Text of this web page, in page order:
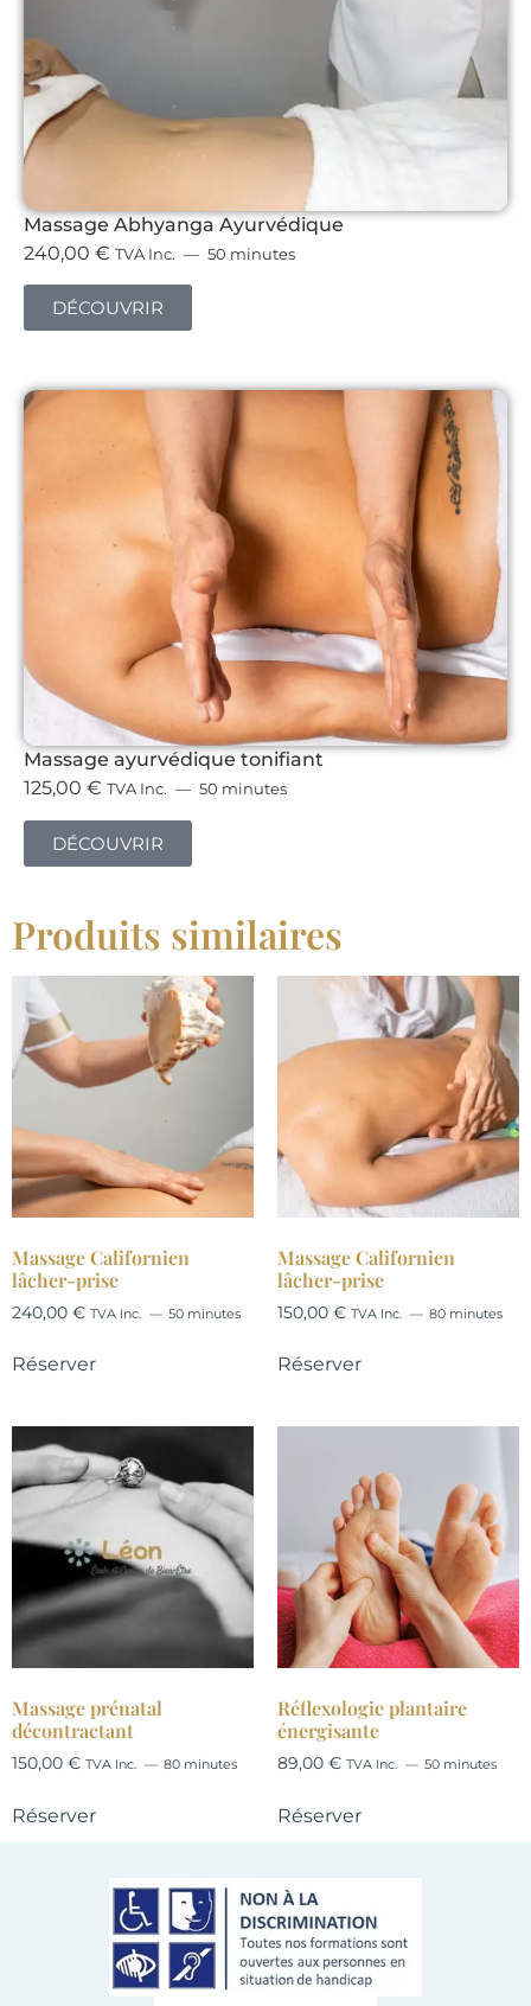
Massage Abhyanga Ayurvédique
240,00 € TVA Inc. 50 minutes
DÉCOUVRIR
Massage ayurvédique tonifiant
125,00 € TVA Inc. 50 minutes
DÉCOUVRIR
Produits similaires
Massage Californien
lâcher-prise
240,00 € TVA Inc. 50 minutes
Réserver
Massage Californien
lâcher-prise
150,00 € TVA Inc. 80 minutes
Réserver
Massage prénatal
décontractant
150,00 € TVA Inc. 80 minutes
Réserver
Réflexologie plantaire
énergisante
89,00 € TVA Inc. 50 minutes
Réserver